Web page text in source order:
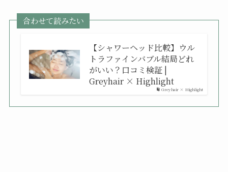
合わせて読みたい
Greyhair × Highlight
【シャワーヘッド比較】ウル
トラファインバブル結局どれ
がいい？口コミ検証 |
Greyhair × Highlight